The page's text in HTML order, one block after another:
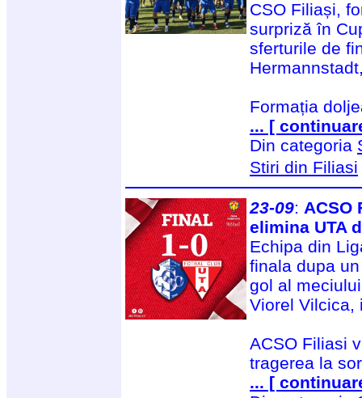
CSO Filiași,
surpriză în
sferturile de
Formația
... [
Din categoria
Stiri din Filiasi
23-09: ACSO
elimina UTA
Echipa din
finala dupa
gol al
Viorel Vilcica,
ACSO Filiasi
tragerea la
... [